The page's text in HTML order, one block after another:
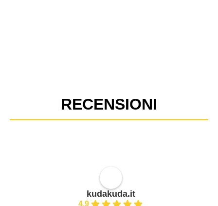
RECENSIONI
kudakuda.it
4.9